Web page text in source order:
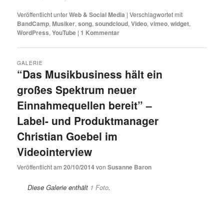
Veröffentlicht unterWeb & Social Media |Verschlagwortet mit
BandCamp,Musiker,song,soundcloud,Video,vimeo,widget,
WordPress,YouTube | 1 Kommentar
“Das Musikbusiness hält ein
großes Spektrum neuer
Einnahmequellen bereit” –
Label- und Produktmanager
Christian Goebel im
Videointerview
GALERIE
Veröffentlicht am20/10/2014vonSusanne Baron
Diese Galerie enthält 1 Foto.